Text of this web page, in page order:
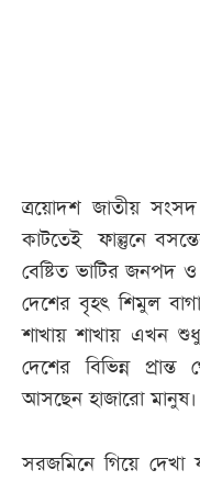
ত্রয়োদশ জাতীয় সংসদ
কাটতেই ফাল্গুনে
বেষ্টিত ভাটির জনপদ
দেশের বৃহৎ শিমুল
শাখায় শাখায় এখন
দেশের বিভিন্ন
আসছেন হাজারো মানুষ।
সরজমিনে গিয়ে দেখা